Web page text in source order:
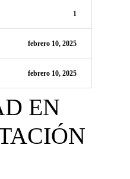
1
febrero 10, 2025
febrero 10, 2025
EN